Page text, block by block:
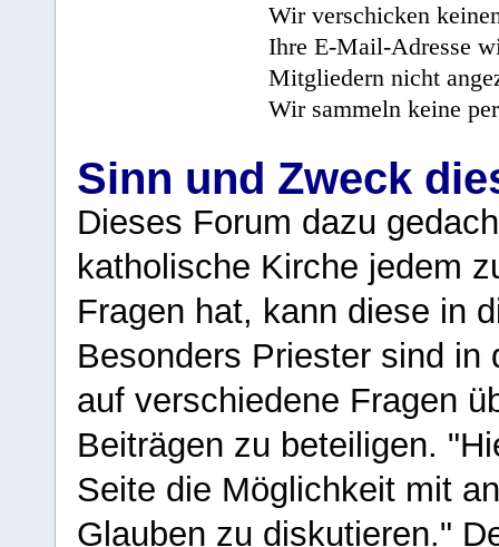
Wir verschicken
Ihre E-Mail-Adresse
Mitgliedern nicht
Wir sammeln keine
Sinn und Zweck
Dieses Forum dazu
katholische Kirche jedem
Fragen hat, kann diese in
Besonders Priester sind in
auf verschiedene Fragen
Beiträgen zu beteiligen.
Seite die Möglichkeit mit
Glauben zu diskutieren."